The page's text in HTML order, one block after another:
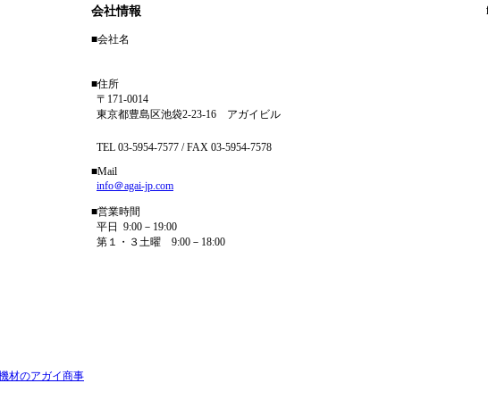
会社情報
■会社名
■住所
〒171-0014
東京都豊島区池袋2-23-16 アガイビル
TEL 03-5954-7577 / FAX 03-5954-7578
■Mail
info＠agai-jp.com
■営業時間
平日 9:00－19:00
第１・３土曜 9:00－18:00